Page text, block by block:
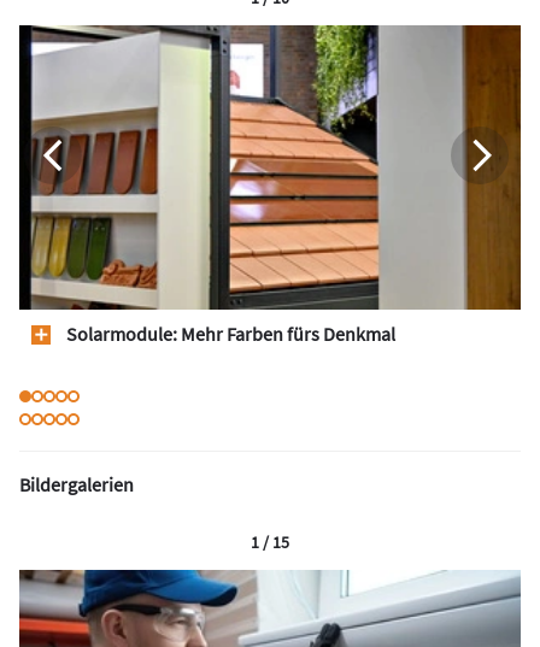
Solarmodule: Mehr Farben fürs Denkmal
Bildergalerien
1 / 15